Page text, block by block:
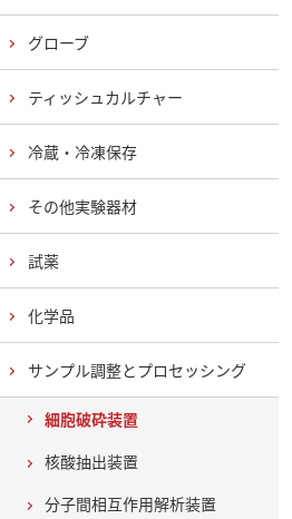
グローブ
ティッシュカルチャー
冷蔵・冷凍保存
その他実験器材
試薬
化学品
サンプル調整とプロセッシング
細胞破砕装置
核酸抽出装置
分子間相互作用解析装置